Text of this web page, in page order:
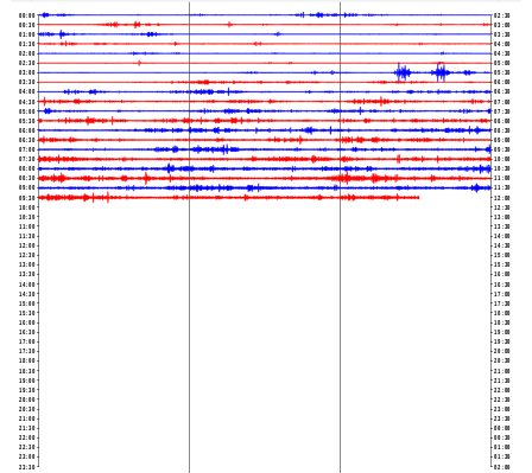
00:00
00:30
01:00
01:30
02:00
02:30
03:00
03:30
04:00
04:30
05:00
05:30
06:00
06:30
07:00
07:30
08:00
08:30
09:00
09:30
10:00
10:30
11:00
11:30
12:00
12:30
13:00
13:30
14:00
14:30
15:00
15:30
16:00
16:30
17:00
17:30
18:00
18:30
19:00
19:30
20:00
20:30
21:00
21:30
22:00
22:30
23:00
23:30
02:30
03:00
03:30
04:00
04:30
05:00
05:30
06:00
06:30
07:00
07:30
08:00
08:30
09:00
09:30
10:00
10:30
11:00
11:30
12:00
12:30
13:00
13:30
14:00
14:30
15:00
15:30
16:00
16:30
17:00
17:30
18:00
18:30
19:00
19:30
20:00
20:30
21:00
21:30
22:00
22:30
23:00
23:30
00:00
00:30
01:00
01:30
02:00